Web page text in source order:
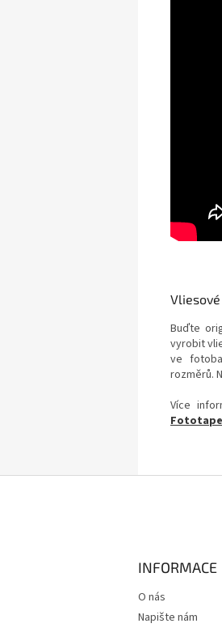
Buďte
vyrobit
ve
rozměrů.
Více
INFORMACE
O nás
Napište nám